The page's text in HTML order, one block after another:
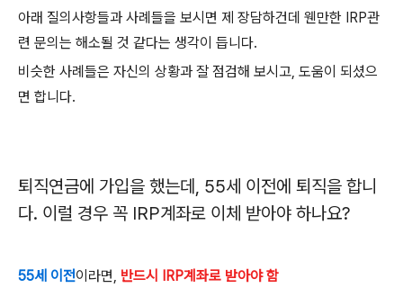
아래 질의사항들과 사례들을 보시면 제 장담하건데 웬만한 IRP관
련 문의는 해소될 것 같다는 생각이 듭니다.
비슷한 사례들은 자신의 상황과 잘 점검해 보시고, 도움이 되셨으
면 합니다.
퇴직연금에 가입을 했는데 , 55세 이전에 퇴직을 합니
다. 이럴 경우 꼭 IRP계좌로 이체 받아야 하나요?
55세 이전이라면, 반드시 IRP계좌로 받아야 함